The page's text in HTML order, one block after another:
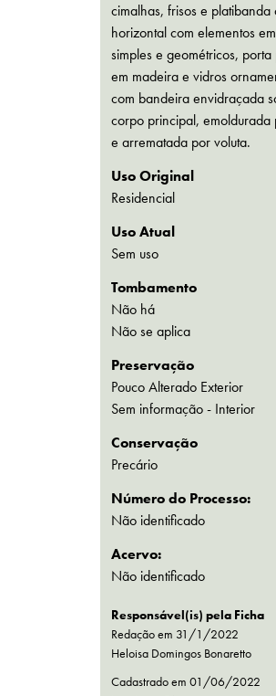
cimalhas, frisos e platibanda
horizontal com elementos
simples e geométricos,
em madeira e vidros
com bandeira envidraçada
corpo principal, emoldurada
e arrematada por voluta.
Uso Original
Residencial
Uso Atual
Sem uso
Tombamento
Não há
Não se aplica
Preservação
Pouco Alterado Exterior
Sem informação - Interior
Conservação
Precário
Número do Processo:
Não identificado
Acervo:
Não identificado
Responsável(is) pela Ficha
Redação em 31/1/2022
Heloisa Domingos Bonaretto
Cadastrado em 01/06/2022